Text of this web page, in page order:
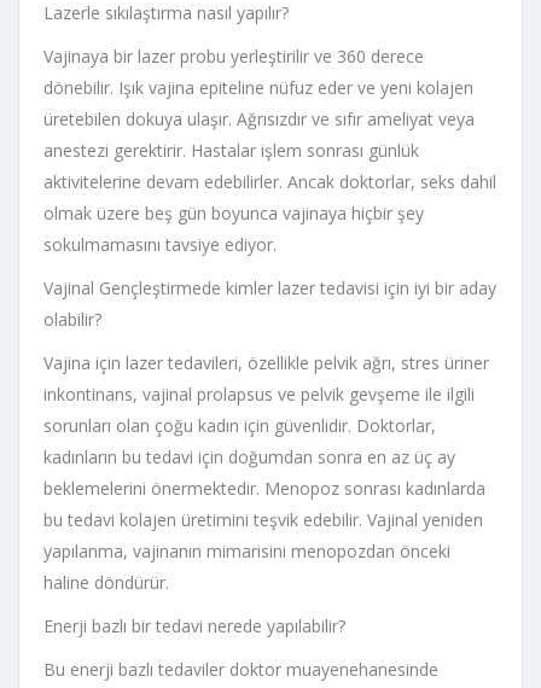
Lazerle sıkılaştırma nasıl yapılır?
Vajinaya bir lazer probu yerleştirilir ve 360 ​​derece
dönebilir. Işık vajina epiteline nüfuz eder ve yeni kolajen
üretebilen dokuya ulaşır. Ağrısızdır ve sıfır ameliyat veya
anestezi gerektirir. Hastalar işlem sonrası günlük
aktivitelerine devam edebilirler. Ancak doktorlar, seks dahil
olmak üzere beş gün boyunca vajinaya hiçbir şey
sokulmamasını tavsiye ediyor.
Vajinal Gençleştirmede kimler lazer tedavisi için iyi bir aday
olabilir?
Vajina için lazer tedavileri, özellikle pelvik ağrı, stres üriner
inkontinans, vajinal prolapsus ve pelvik gevşeme ile ilgili
sorunları olan çoğu kadın için güvenlidir. Doktorlar,
kadınların bu tedavi için doğumdan sonra en az üç ay
beklemelerini önermektedir. Menopoz sonrası kadınlarda
bu tedavi kolajen üretimini teşvik edebilir. Vajinal yeniden
yapılanma, vajinanın mimarisini menopozdan önceki
haline döndürür.
Enerji bazlı bir tedavi nerede yapılabilir?
Bu enerji bazlı tedaviler doktor muayenehanesinde